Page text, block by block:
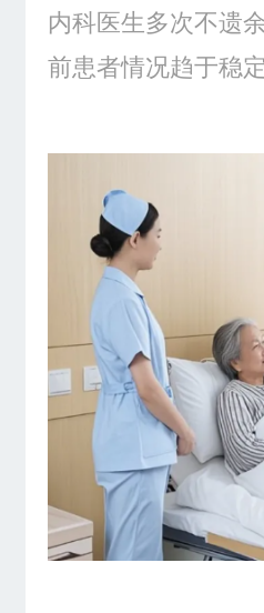
内科医生多次不遗
前患者情况趋于稳定